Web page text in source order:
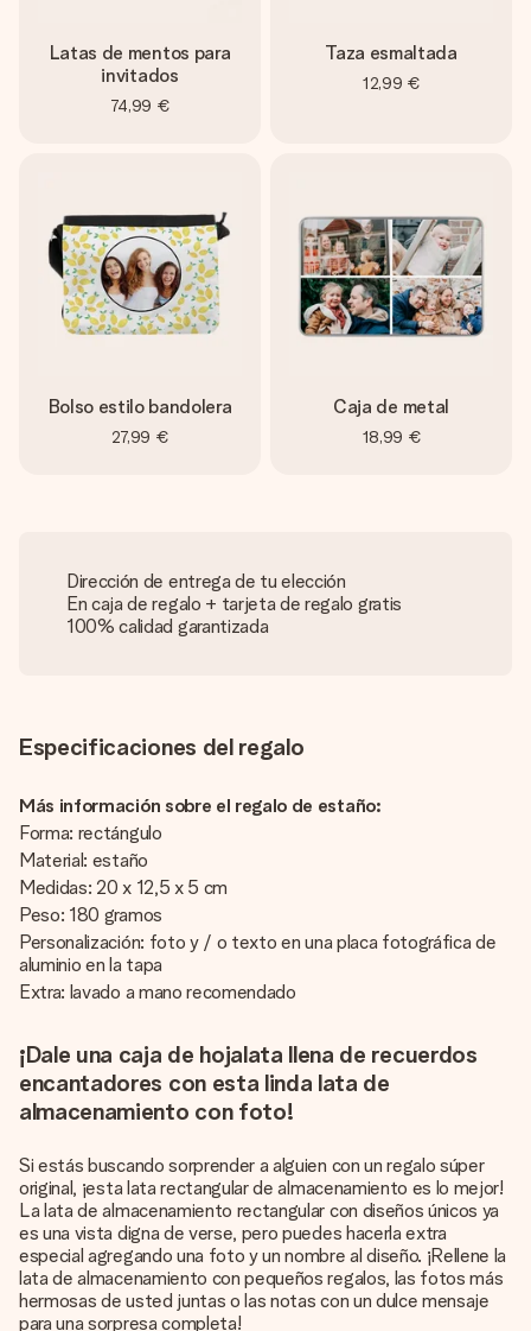
Latas de mentos para
invitados
74,99 €
Taza esmaltada
12,99 €
Bolso estilo bandolera
27,99 €
Caja de metal
18,99 €
Dirección de entrega de tu elección
En caja de regalo + tarjeta de regalo gratis
100% calidad garantizada
Especificaciones del regalo
Más información sobre el regalo de estaño:
Forma: rectángulo
Material: estaño
Medidas: 20 x 12,5 x 5 cm
Peso: 180 gramos
Personalización: foto y / o texto en una placa fotográfica de
aluminio en la tapa
Extra: lavado a mano recomendado
¡Dale una caja de hojalata llena de recuerdos
encantadores con esta linda lata de
almacenamiento con foto!
Si estás buscando sorprender a alguien con un regalo súper
original, ¡esta lata rectangular de almacenamiento es lo mejor!
La lata de almacenamiento rectangular con diseños únicos ya
es una vista digna de verse, pero puedes hacerla extra
especial agregando una foto y un nombre al diseño. ¡Rellene la
lata de almacenamiento con pequeños regalos, las fotos más
hermosas de usted juntas o las notas con un dulce mensaje
para una sorpresa completa!